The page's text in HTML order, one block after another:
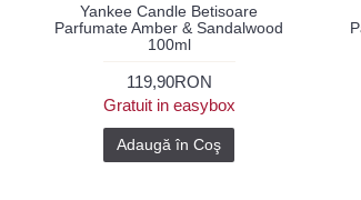
Yankee Candle Betisoare
Parfumate Amber & Sandalwood
100ml
119,90RON
Gratuit in easybox
Adaugă în Coş